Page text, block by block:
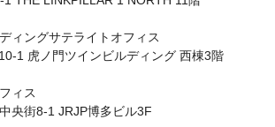
ィングサテライトオフィス
1 虎ノ門ツインビルディング 西棟3階
ィス
央街8-1 JRJP博多ビル3F